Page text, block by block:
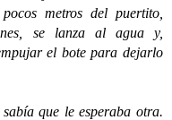
metros del puertito,
se lanza al agua y,
el bote para dejarlo
que le esperaba otra.